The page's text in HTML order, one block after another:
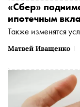
Матвей Иващенко
«Сбер»
ипотечным
Также изменятся